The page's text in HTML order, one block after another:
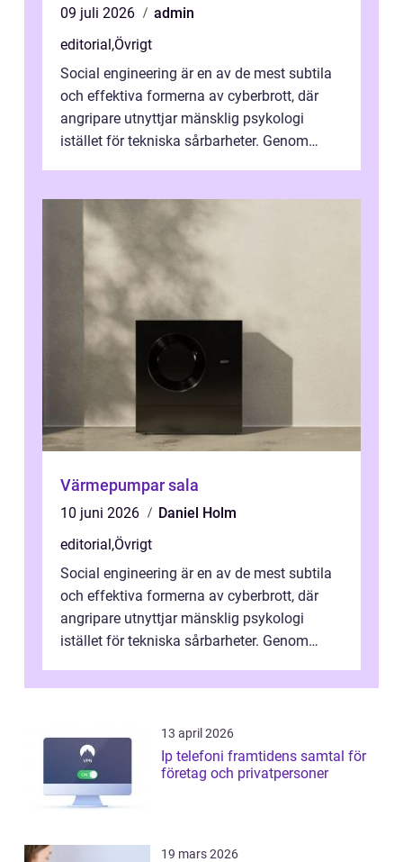
09 juli 2026
admin
editorial,Övrigt
Social engineering är en av de mest subtila
och effektiva formerna av cyberbrott, där
angripare utnyttjar mänsklig psykologi
istället för tekniska sårbarheter. Genom
Värmepumpar sala
10 juni 2026
Daniel Holm
editorial,Övrigt
Social engineering är en av de mest subtila
och effektiva formerna av cyberbrott, där
angripare utnyttjar mänsklig psykologi
istället för tekniska sårbarheter. Genom
13 april 2026
Ip telefoni framtidens samtal för
företag och privatpersoner
19 mars 2026